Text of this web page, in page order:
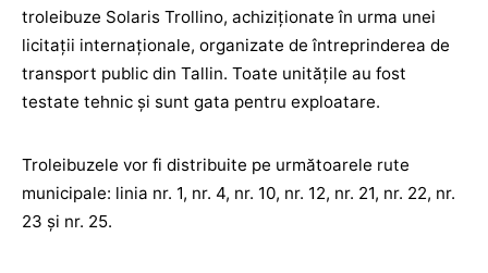
troleibuze Solaris Trollino, achiziționate în urma unei
licitații internaționale, organizate de întreprinderea de
transport public din Tallin. Toate unitățile au fost
testate tehnic și sunt gata pentru exploatare.
Troleibuzele vor fi distribuite pe următoarele rute
municipale: linia nr. 1, nr. 4, nr. 10, nr. 12, nr. 21, nr. 22, nr.
23 și nr. 25.